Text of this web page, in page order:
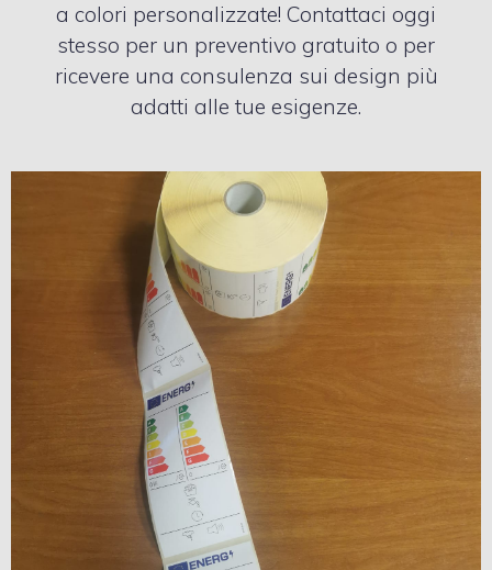
a colori personalizzate! Contattaci oggi
stesso per un preventivo gratuito o per
ricevere una consulenza sui design più
adatti alle tue esigenze.